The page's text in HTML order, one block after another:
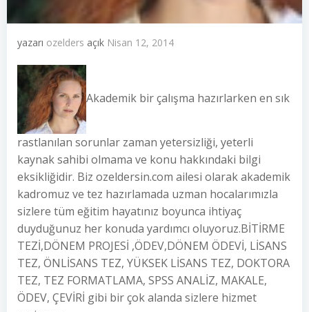
yazarı ozelders açık Nisan 12, 2014
Akademik bir çalışma hazırlarken en sık
rastlanılan sorunlar zaman yetersizliği, yeterli
kaynak sahibi olmama ve konu hakkındaki bilgi
eksikliğidir. Biz ozeldersin.com ailesi olarak akademik
kadromuz ve tez hazırlamada uzman hocalarımızla
sizlere tüm eğitim hayatınız boyunca ihtiyaç
duyduğunuz her konuda yardımcı oluyoruz.BİTİRME
TEZİ,DÖNEM PROJESİ ,ÖDEV,DÖNEM ÖDEVİ, LİSANS
TEZ, ÖNLİSANS TEZ, YÜKSEK LİSANS TEZ, DOKTORA
TEZ, TEZ FORMATLAMA, SPSS ANALİZ, MAKALE,
ÖDEV, ÇEVİRİ gibi bir çok alanda sizlere hizmet